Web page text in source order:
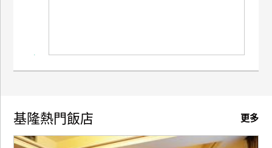
旅
伴
計
更多
基隆熱門飯店